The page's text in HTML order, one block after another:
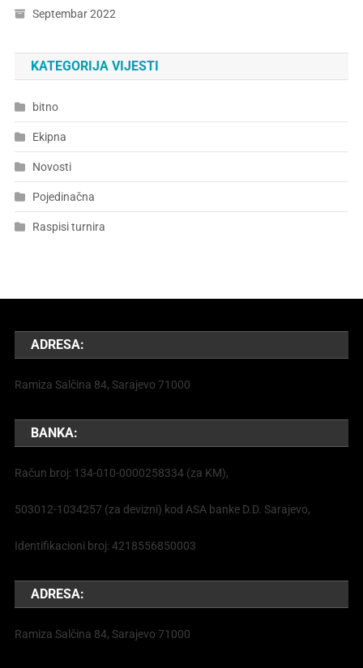
Septembar 2022
KATEGORIJA VIJESTI
bitno
Ekipna
Novosti
Pojedinačna
Raspisi turnira
ADRESA:
Ramiza Salčina 84, Sarajevo 71000
BANKA:
Račun broj: 134-010-0000258334 (za KM),
503012-1034257 (za devizni) kod ASA banke D.D. Sarajevo,
Identifikacioni broj: 4218556850003
ADRESA:
Ramiza Salčina 84, Sarajevo 71000